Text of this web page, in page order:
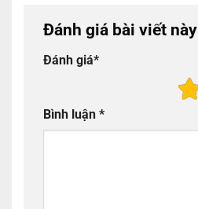
Đánh giá bài viết này
Đánh giá*
Bình luận *